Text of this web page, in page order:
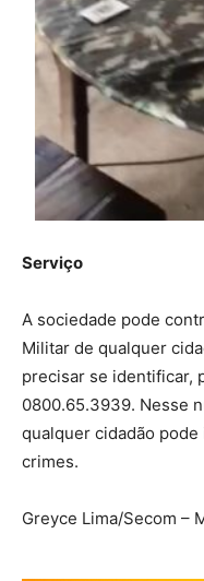
Serviço
A sociedade pode
Militar de qualquer
precisar se identificar,
0800.65.3939. Nesse
qualquer cidadão
crimes.
Greyce Lima/Secom –